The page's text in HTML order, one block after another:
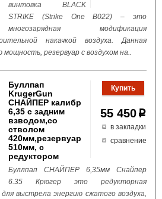
винтовка BLACK
STRIKE (Strike One B022) – это
многозарядная модификация
накачкой воздуха. Данная
резервуар с воздухом на..
55 450 p
в закладки
сравнение
Буллпап
KrugerGun
СНАЙПЕР калибр
6,35 с задним
взводом,со
стволом
420мм,резервуар
510мм, с
редуктором
Буллпап СНАЙПЕР 6,35мм Снайпер
6.35 Крюгер это редукторная
выстрела энергию сжатого воздуха,